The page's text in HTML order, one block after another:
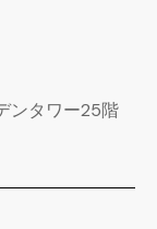
ンタワー25階